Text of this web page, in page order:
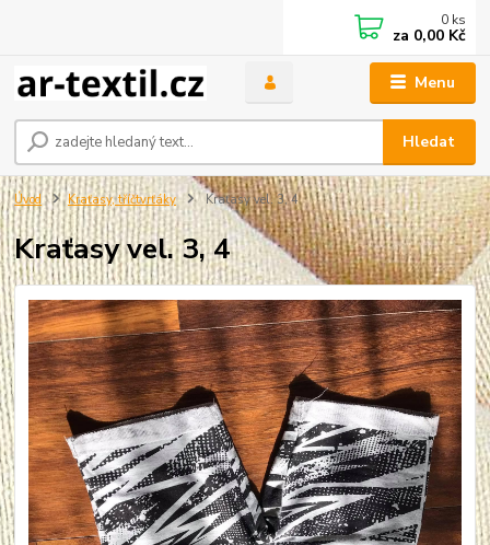
Menu
Hledat
0 ks
za 0,00 Kč
Úvod Kraťasy, tříčtvrťáky Kraťasy vel. 3, 4
Kraťasy vel. 3, 4